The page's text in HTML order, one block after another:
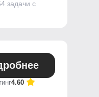
задачи с
4.60